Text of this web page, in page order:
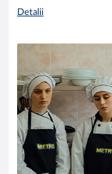
proaspete, combinații
Detalii